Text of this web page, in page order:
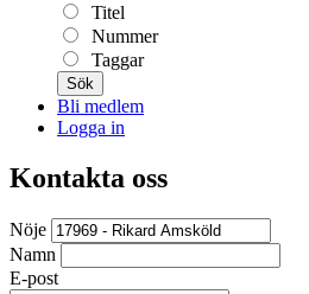
Titel
Nummer
Taggar
Sök
Bli medlem
Logga in
Kontakta oss
Nöje
Namn
E-post